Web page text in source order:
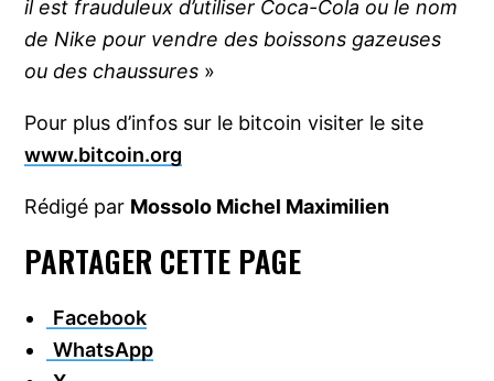
il est frauduleux d’utiliser Coca-Cola ou le nom
de Nike pour vendre des boissons gazeuses
ou des chaussures »
Pour plus d’infos sur le bitcoin visiter le site
www.bitcoin.org
Rédigé par Mossolo Michel Maximilien
PARTAGER CETTE PAGE
Facebook
WhatsApp